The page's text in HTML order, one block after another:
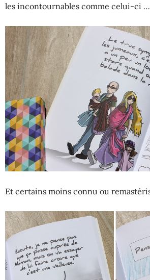
les incontournables comme celui-ci …
Et certains moins connu ou